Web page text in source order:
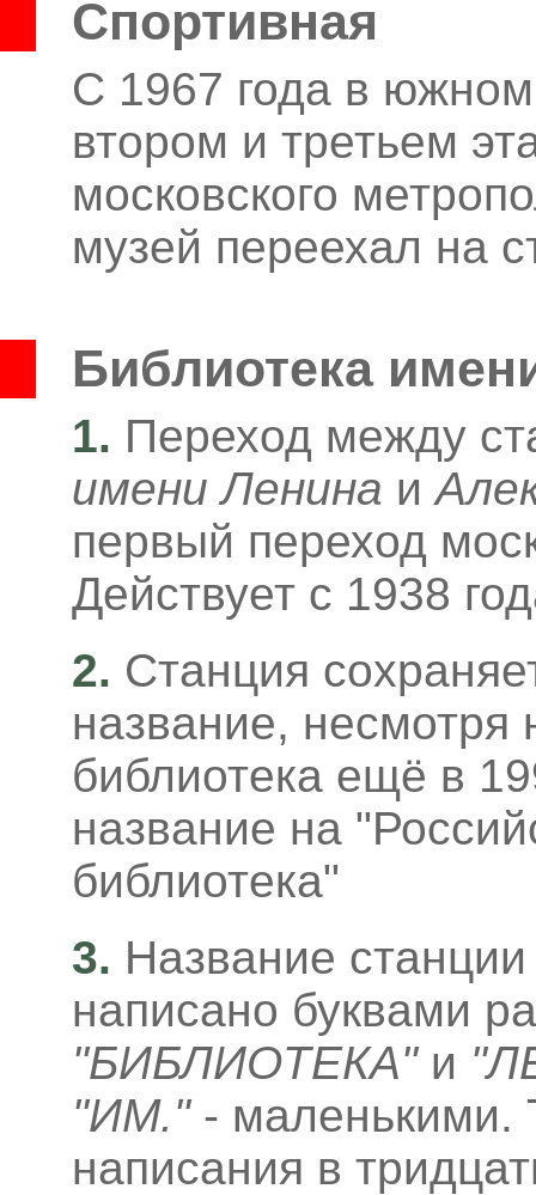
Спортивная
С 1967 года в
втором и третьем
московского
музей переехал на
Библиотека
1. Переход между
имени Ленина и
первый переход
Действует с 1938
2. Станция
название, несмотря
библиотека ещё в
название на
библиотека"
3. Название
написано буквами
"БИБЛИОТЕКА"и
"ИМ."- маленькими.
написания в